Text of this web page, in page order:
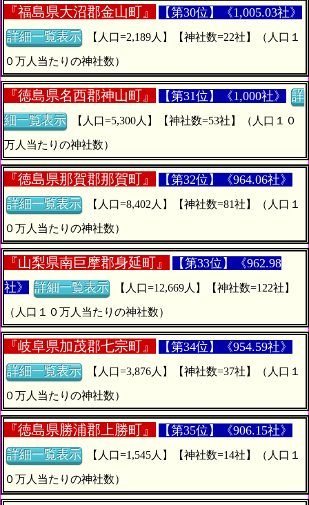
『福島県大沼郡金山町』
【第30位】《1,005.03社》
詳細一覧表示
０万人当たりの神社数）
『徳島県名西郡神山町』 【第31位】《1,000社》
詳
細一覧表示
万人当たりの神社数）
『徳島県那賀郡那賀町』
【第32位】《964.06社》
詳細一覧表示
０万人当たりの神社数）
『山梨県南巨摩郡身延町』
【第33位】《962.98
社》
詳細一覧表示
（人口１０万人当たりの神社数）
『岐阜県加茂郡七宗町』
【第34位】《954.59社》
詳細一覧表示
０万人当たりの神社数）
『徳島県勝浦郡上勝町』
【第35位】《906.15社》
詳細一覧表示
０万人当たりの神社数）